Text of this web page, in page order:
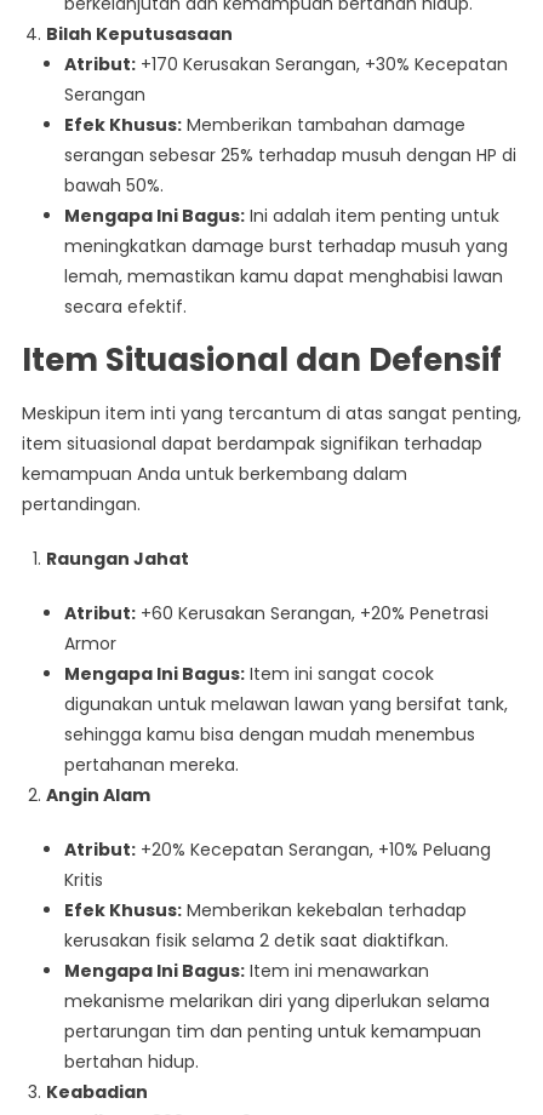
Bilah Keputusasaan
Atribut:+170 Kerusakan Serangan, +30% Kecepatan
Serangan
Efek Khusus:Memberikan tambahan damage
serangan sebesar 25% terhadap musuh dengan HP di
bawah 50%.
Mengapa Ini Bagus:Ini adalah item penting untuk
meningkatkan damage burst terhadap musuh yang
lemah, memastikan kamu dapat menghabisi lawan
secara efektif.
Item Situasional dan Defensif
Meskipun item inti yang tercantum di atas sangat penting,
item situasional dapat berdampak signifikan terhadap
kemampuan Anda untuk berkembang dalam
pertandingan.
Raungan Jahat
Atribut:+60 Kerusakan Serangan, +20% Penetrasi
Armor
Mengapa Ini Bagus:Item ini sangat cocok
digunakan untuk melawan lawan yang bersifat tank,
sehingga kamu bisa dengan mudah menembus
pertahanan mereka.
Angin Alam
Atribut:+20% Kecepatan Serangan, +10% Peluang
Kritis
Efek Khusus:Memberikan kekebalan terhadap
kerusakan fisik selama 2 detik saat diaktifkan.
Mengapa Ini Bagus:Item ini menawarkan
mekanisme melarikan diri yang diperlukan selama
pertarungan tim dan penting untuk kemampuan
bertahan hidup.
Keabadian